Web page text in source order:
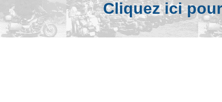
Cliquez ici